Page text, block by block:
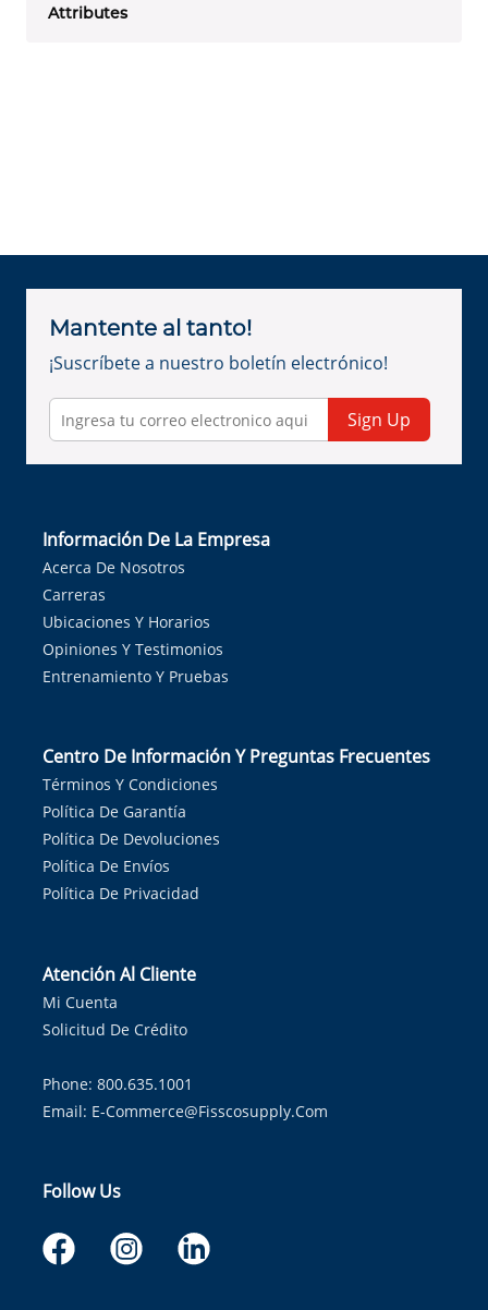
Attributes
Mantente al tanto!
¡Suscríbete a nuestro boletín electrónico!
Sign Up
Información De La Empresa
Acerca De Nosotros
Carreras
Ubicaciones Y Horarios
Opiniones Y Testimonios
Entrenamiento Y Pruebas
Centro De Información Y Preguntas Frecuentes
Términos Y Condiciones
Política De Garantía
Política De Devoluciones
Política De Envíos
Política De Privacidad
Atención Al Cliente
Mi Cuenta
Solicitud De Crédito
Phone: 800.635.1001
Email: E-Commerce@fisscosupply.com
Follow Us